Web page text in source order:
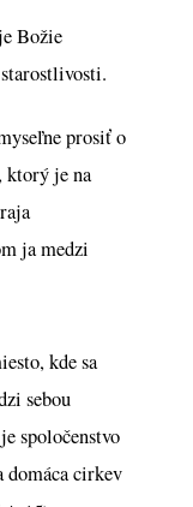
Božie
prosiť o
ktorý je na
ja medzi
kde sa
sebou
spoločenstvo
domáca cirkev